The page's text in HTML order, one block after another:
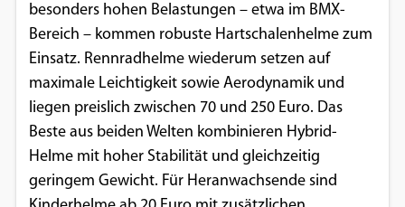
besonders hohen Belastungen – etwa im BMX-
Bereich – kommen robuste Hartschalenhelme zum
Einsatz. Rennradhelme wiederum setzen auf
maximale Leichtigkeit sowie Aerodynamik und
liegen preislich zwischen 70 und 250 Euro. Das
Beste aus beiden Welten kombinieren Hybrid-
Helme mit hoher Stabilität und gleichzeitig
geringem Gewicht. Für Heranwachsende sind